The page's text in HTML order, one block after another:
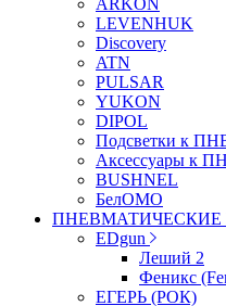
ARKON
LEVENHUK
Discovery
ATN
PULSAR
YUKON
DIPOL
Подсветки к
Аксессуары к
BUSHNEL
БелОМО
EDgun
Леший 2
Феникс
ЕГЕРЬ (РОК)